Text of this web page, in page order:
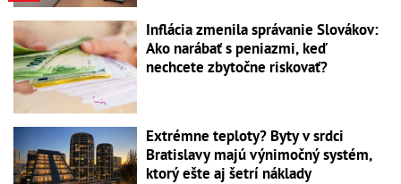
Inflácia zmenila správanie Slovákov:
Ako narábať s peniazmi, keď
nechcete zbytočne riskovať?
Extrémne teploty? Byty v srdci
Bratislavy majú výnimočný systém,
ktorý ešte aj šetrí náklady